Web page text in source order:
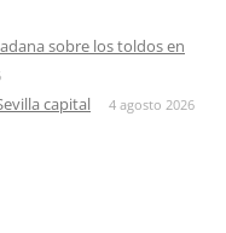
sobre los toldos en
capital 4 agosto 2026